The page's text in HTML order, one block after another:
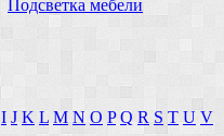
Подсветка мебели
I J K L M N O P Q R S T U V